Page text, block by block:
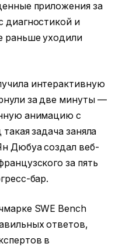
приложения за
диагностикой и
раньше уходили
интерактивную
за две минуты —
анимацию с
задача заняла
Дюбуа создал веб-
за пять
бар.
SWE Bench
ответов,
в